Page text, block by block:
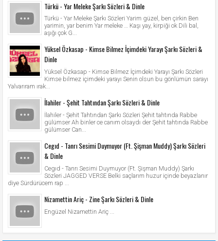
Türkü - Yar Meleke Şarkı Sözleri & Dinle
Türkü - Yar Meleke Şarkı Sözleri Yarim güzel, ben çirkin Ben
yarimin, yar benim Yar meleke … Kaşı yay, kirpiği ok Dili bal,
aşığı çok G...
Yüksel Özkasap - Kimse Bilmez İçimdeki Yarayı Şarkı Sözleri &
Dinle
Yüksel Özkasap - Kimse Bilmez İçimdeki Yarayı Şarkı Sözleri
Kimse bilmez içimdeki yarayı Senin olsun bu gönlümün sarayı
Yalvarıram ırak...
İlahiler - Şehit Tahtından Şarkı Sözleri & Dinle
İlahiler - Şehit Tahtından Şarkı Sözleri Şehit tahtında Rabbe
gülümser Ah binler ce canım olsaydı der Şehit tahtında Rabbe
gülümser Can...
Cegıd - Tanrı Sesimi Duymuyor (Ft. Şişman Muddy) Şarkı Sözleri
& Dinle
Cegıd - Tanrı Sesimi Duymuyor (Ft. Şişman Muddy) Şarkı
Sözleri JAGGED VERSE Belki saçlarım huzur içinde beyazlanır
diye Sürdürücem rap ...
Nizamettin Ariç - Zine Şarkı Sözleri & Dinle
Engüzel Nizamettin Ariç ...